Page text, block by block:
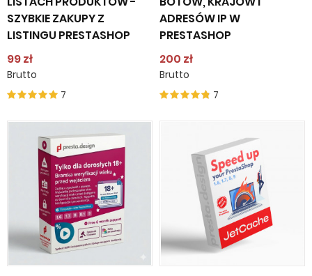
SZYBKIE ZAKUPY Z
LISTINGU PRESTASHOP
99 zł
Brutto
7
ADRESÓW IP W
PRESTASHOP
200 zł
Brutto
7